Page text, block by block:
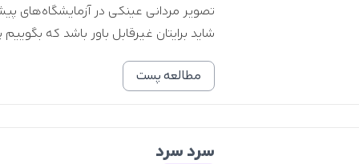
تصویر مردانی عینکی در آزمایشگاه‌های
شاید برایتان غیرقابل باور باشد که
مطالعه پست
سرد سرد